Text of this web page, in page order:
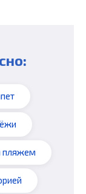
пляжем